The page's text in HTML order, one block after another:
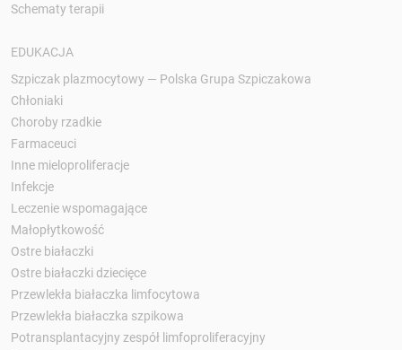
Schematy terapii
EDUKACJA
Szpiczak plazmocytowy — Polska Grupa Szpiczakowa
Chłoniaki
Choroby rzadkie
Farmaceuci
Inne mieloproliferacje
Infekcje
Leczenie wspomagające
Małopłytkowość
Ostre białaczki
Ostre białaczki dziecięce
Przewlekła białaczka limfocytowa
Przewlekła białaczka szpikowa
Potransplantacyjny zespół limfoproliferacyjny